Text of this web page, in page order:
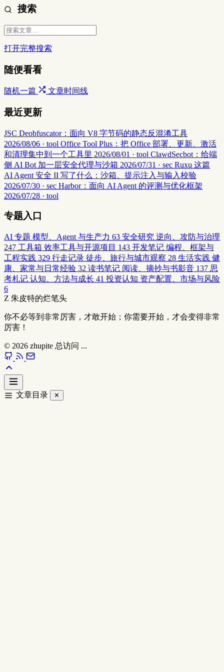
搜索
打开完整搜索
随便看看
随机一篇 文章时间线
最近更新
JSC Deobfuscator：面向 V8 字节码的静态反混淆工具
2026/08/06 · tool Office Tool Plus：把 Office 部署、更新、激活
和清理集中到一个工具里 2026/08/01 · tool ClawdSecbot：给端
侧 AI Bot 加一层安全代理与沙箱 2026/07/31 · sec Ruxu 这篇
AI Agent 安全 II 写了什么：沙箱、提示注入与输入校验
2026/07/30 · sec Harbor：面向 AI Agent 的评测与优化框架
2026/07/28 · tool
专题入口
AI 专题 模型、Agent 与生产力 63 安全研究 逆向、攻防与治理
247 工具箱 效率工具与开源项目 143 开发笔记 编程、框架与
工程实践 329 行走记录 徒步、旅行与城市观察 28 生活实践 健
康、家常与日常经验 32 读书笔记 阅读、摘抄与书影音 137 思
考札记 认知、方法与成长 41 投资认知 资产配置、市场与风险
6
Z 朱皮特的烂笔头
你不必等到非常厉害，才敢开始；你需要开始，才会变得非常
厉害！
© 2026 zhupite 总访问 ...
文章目录 ✕